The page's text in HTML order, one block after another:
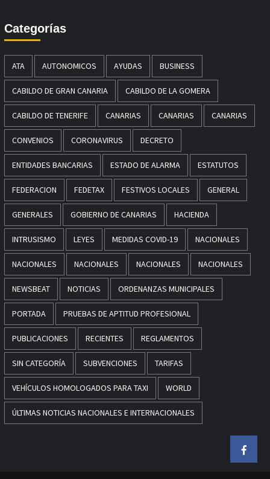
Categorías
ATA AUTONOMICOS AYUDAS BUSINESS
CABILDO DE GRAN CANARIA CABILDO DE LA GOMERA
CABILDO DE TENERIFE CANARIAS CANARIAS CANARIAS
CONVENIOS CORONAVIRUS DECRETO
ENTIDADES BANCARIAS ESTADO DE ALARMA ESTATUTOS
FEDERACION FEDETAX FESTIVOS LOCALES GENERAL
GENERALES GOBIERNO DE CANARIAS HACIENDA
INTRUSISMO LEYES MEDIDAS COVID-19 NACIONALES
NACIONALES NACIONALES NACIONALES NACIONALES
NEWSBEAT NOTICIAS ORDENANZAS MUNICIPALES
PORTADA PRUEBAS DE APTITUD PROFESIONAL
PUBLICACIONES RECIENTES REGLAMENTOS
SIN CATEGORÍA SUBVENCIONES TARIFAS
VEHÍCULOS HOMOLOGADOS PARA TAXI WORLD
ÚLTIMAS NOTICIAS NACIONALES E INTERNACIONALES